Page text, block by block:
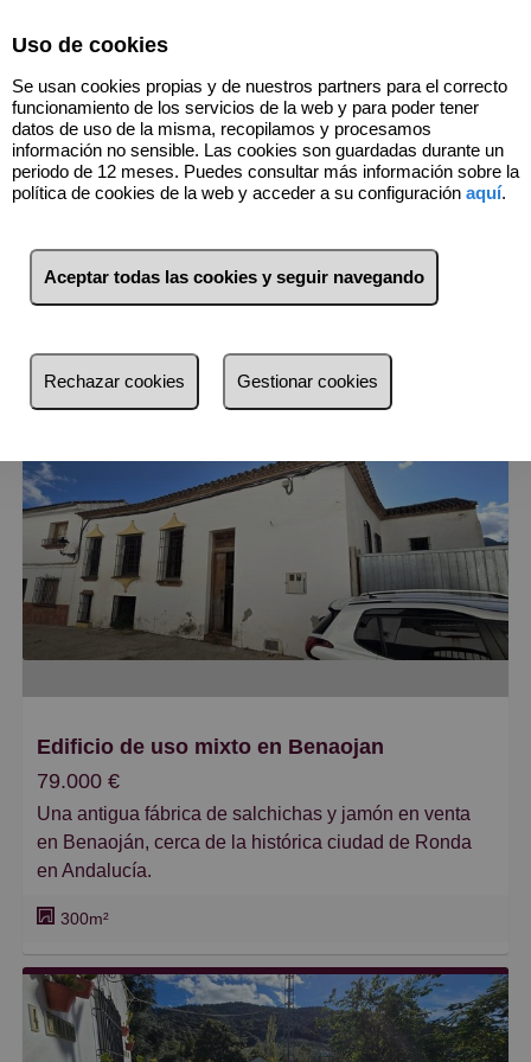
2 Inmuebles Benaojan (Málaga)
más reciente
Menos reciente
Baratos
Caros
Pequeños
Edificio de uso mixto en Benaojan
79.000 €
Una antigua fábrica de salchichas y jamón en venta
en Benaoján, cerca de la histórica ciudad de Ronda
en Andalucía.
Una gran oportunidad para comprar un proyecto sin
terminar. El propietario actual ya ha gastado más de
100.000 euros en la construcción y el trabajo
estructural.
300m²
Uso de cookies
Se usan cookies propias y de nuestros partners para el correcto
funcionamiento de los servicios de la web y para poder tener
datos de uso de la misma, recopilamos y procesamos
información no sensible. Las cookies son guardadas durante un
periodo de 12 meses. Puedes consultar más información sobre la
política de cookies de la web y acceder a su configuración aquí.
Aceptar todas las cookies y seguir navegando
Rechazar cookies Gestionar cookies